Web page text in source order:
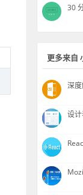
30
更多来自
深
设